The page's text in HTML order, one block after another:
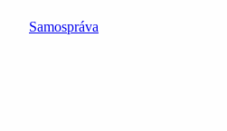
Samospráva